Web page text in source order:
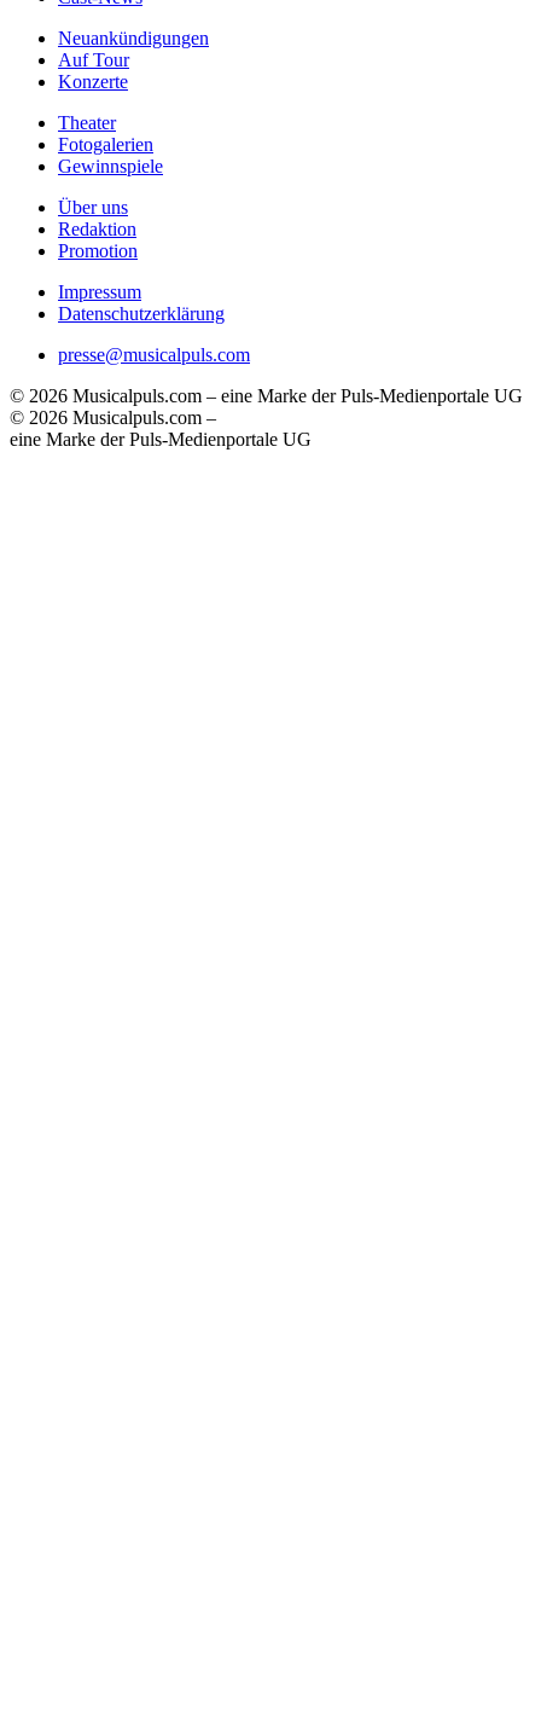
Neuankündigungen
Auf Tour
Konzerte
Theater
Fotogalerien
Gewinnspiele
Über uns
Redaktion
Promotion
Impressum
Datenschutzerklärung
presse@musicalpuls.com
© 2026 Musicalpuls.com – eine Marke der Puls-Medienportale UG
© 2026 Musicalpuls.com –
eine Marke der Puls-Medienportale UG